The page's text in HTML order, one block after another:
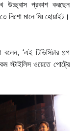
উচ্ছ্বাস প্রকাশ করছেন
নিশো মানে মিঃ হোয়াইট।
‘এই টিভিসিটার গল্প
স্টাইলিস ওয়েতে পোট্রে